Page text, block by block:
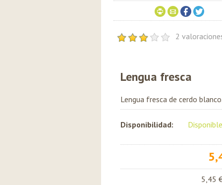
2
Lengua fresca
Lengua fresca de cerdo
Disponibilidad: Disponible
5,45